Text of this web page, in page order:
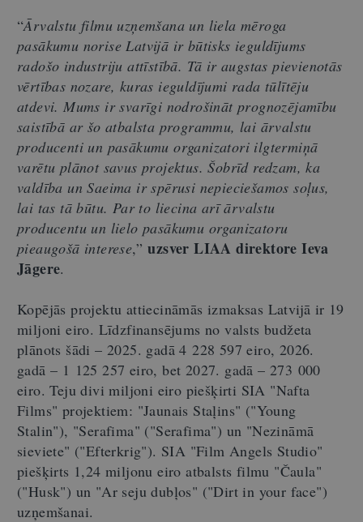
“Ārvalstu filmu uzņemšana un liela mēroga
pasākumu norise Latvijā ir būtisks ieguldījums
radošo industriju attīstībā. Tā ir augstas pievienotās
vērtības nozare, kuras ieguldījumi rada tūlītēju
atdevi. Mums ir svarīgi nodrošināt prognozējamību
saistībā ar šo atbalsta programmu, lai ārvalstu
producenti un pasākumu organizatori ilgtermiņā
varētu plānot savus projektus. Šobrīd redzam, ka
valdība un Saeima ir spērusi nepieciešamos soļus,
lai tas tā būtu. Par to liecina arī ārvalstu
producentu un lielo pasākumu organizatoru
pieaugošā interese,”uzsver LIAA direktore Ieva
Jāgere.
Kopējās projektu attiecināmās izmaksas Latvijā ir 19
miljoni eiro. Līdzfinansējums no valsts budžeta
plānots šādi – 2025. gadā 4 228 597 eiro, 2026.
gadā – 1 125 257 eiro, bet 2027. gadā – 273 000
eiro. Teju divi miljoni eiro piešķirti SIA "Nafta
Films" projektiem: "Jaunais Staļins" ("Young
Stalin"), "Serafima" ("Serafima") un "Nezināmā
sieviete" ("Efterkrig"). SIA "Film Angels Studio"
piešķirts 1,24 miljonu eiro atbalsts filmu "Čaula"
("Husk") un "Ar seju dubļos" ("Dirt in your face")
uzņemšanai.